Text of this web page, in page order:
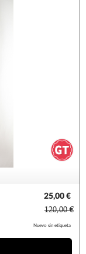
25,00 €
120,00 €
Nuevo sin etiqueta